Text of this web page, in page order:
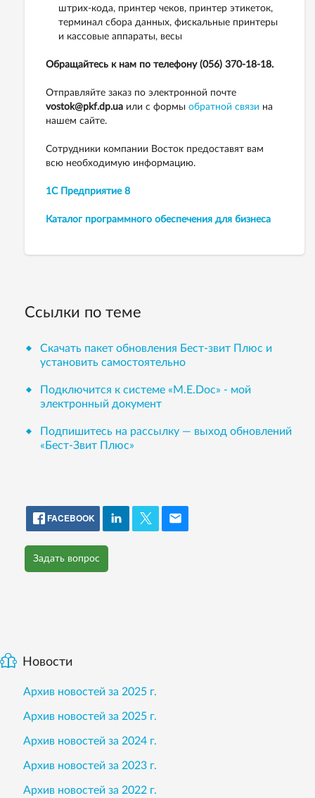
штрих-кода, принтер чеков, принтер этикеток,
терминал сбора данных, фискальные принтеры
и кассовые аппараты, весы
Обращайтесь к нам по телефону (056) 370-18-18.
Отправляйте заказ по электронной почте
vostok@pkf.dp.ua или с формы обратной связи на
нашем сайте.
Сотрудники компании Восток предоставят вам
всю необходимую информацию.
1С Предприятие 8
Каталог программного обеспечения для бизнеса
Ссылки по теме
Скачать пакет обновления Бест-звит Плюс и
установить самостоятельно
Подключится к системе «М.Е.Doc» - мой
электронный документ
Подпишитесь на рассылку — выход обновлений
«Бест-Звит Плюс»
FACEBOOK
Задать вопрос
Новости
Архив новостей за 2025 г.
Архив новостей за 2025 г.
Архив новостей за 2024 г.
Архив новостей за 2023 г.
Архив новостей за 2022 г.